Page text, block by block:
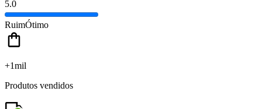
5.0
RuimÓtimo
+1mil
Produtos vendidos